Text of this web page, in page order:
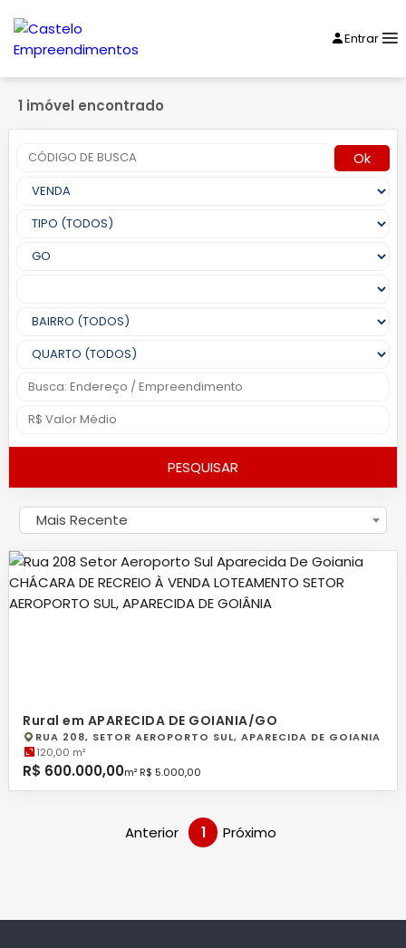
Entrar
1 imóvel encontrado
Ok
PESQUISAR
Mais Recente
Rural em APARECIDA DE GOIANIA/GO
RUA 208, SETOR AEROPORTO SUL, APARECIDA DE GOIANIA
120,00 m²
R$ 600.000,00m² R$ 5.000,00
Anterior 1 Próximo